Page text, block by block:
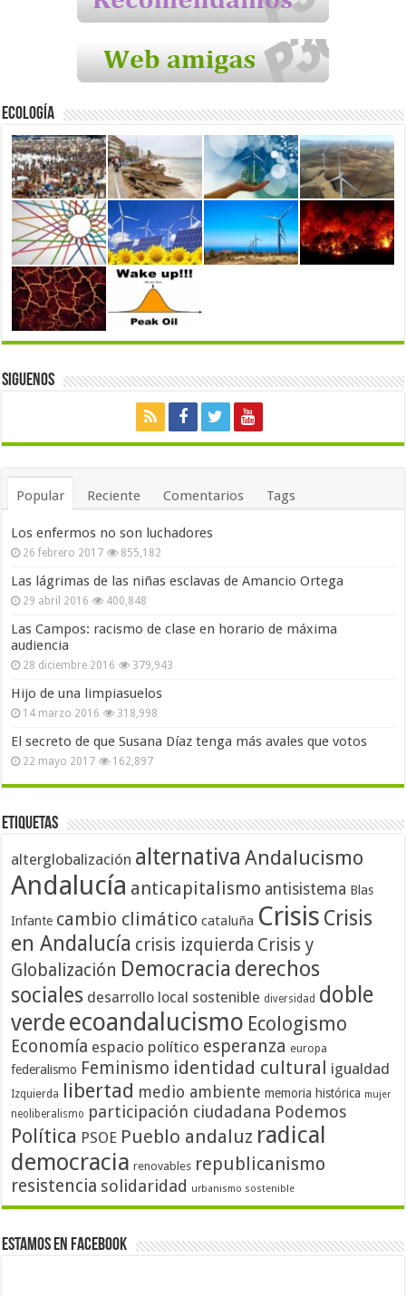
Ecología
Siguenos
Popular Reciente Comentarios Tags
Los enfermos no son luchadores
26 febrero 2017 855,182
Las lágrimas de las niñas esclavas de Amancio Ortega
29 abril 2016 400,848
Las Campos: racismo de clase en horario de máxima
audiencia
28 diciembre 2016 379,943
Hijo de una limpiasuelos
14 marzo 2016 318,998
El secreto de que Susana Díaz tenga más avales que votos
22 mayo 2017 162,897
Etiquetas
alterglobalización alternativa Andalucismo
Andalucía anticapitalismo antisistema Blas
Infante cambio climático cataluña Crisis Crisis
en Andalucía crisis izquierda Crisis y
Globalización Democracia derechos
sociales desarrollo local sostenible diversidad doble
verdeecoandalucismo Ecologismo
Economía espacio político esperanza europa
federalismo Feminismo identidad cultural igualdad
Izquierda libertad medio ambiente memoria histórica mujer
neoliberalismo participación ciudadana Podemos
Política PSOE Pueblo andaluz radical
democracia renovables republicanismo
resistencia solidaridad urbanismo sostenible
Estamos en Facebook